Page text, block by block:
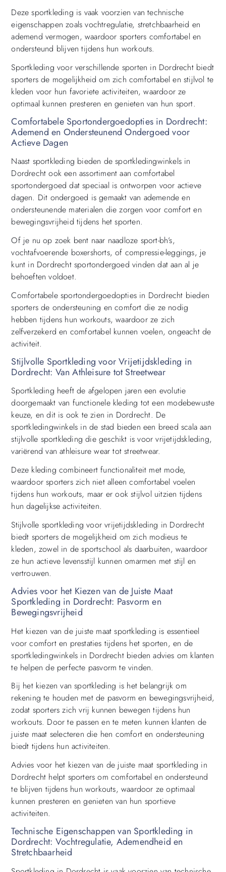
Deze sportkleding is vaak voorzien van technische
eigenschappen zoals vochtregulatie, stretchbaarheid en
ademend vermogen, waardoor sporters comfortabel en
ondersteund blijven tijdens hun workouts.
Sportkleding voor verschillende sporten in Dordrecht biedt
sporters de mogelijkheid om zich comfortabel en stijlvol te
kleden voor hun favoriete activiteiten, waardoor ze
optimaal kunnen presteren en genieten van hun sport.
Comfortabele Sportondergoedopties in Dordrecht:
Ademend en Ondersteunend Ondergoed voor
Actieve Dagen
Naast sportkleding bieden de sportkledingwinkels in
Dordrecht ook een assortiment aan comfortabel
sportondergoed dat speciaal is ontworpen voor actieve
dagen. Dit ondergoed is gemaakt van ademende en
ondersteunende materialen die zorgen voor comfort en
bewegingsvrijheid tijdens het sporten.
Of je nu op zoek bent naar naadloze sport-bh’s,
vochtafvoerende boxershorts, of compressie-leggings, je
kunt in Dordrecht sportondergoed vinden dat aan al je
behoeften voldoet.
Comfortabele sportondergoedopties in Dordrecht bieden
sporters de ondersteuning en comfort die ze nodig
hebben tijdens hun workouts, waardoor ze zich
zelfverzekerd en comfortabel kunnen voelen, ongeacht de
activiteit.
Stijlvolle Sportkleding voor Vrijetijdskleding in
Dordrecht: Van Athleisure tot Streetwear
Sportkleding heeft de afgelopen jaren een evolutie
doorgemaakt van functionele kleding tot een modebewuste
keuze, en dit is ook te zien in Dordrecht. De
sportkledingwinkels in de stad bieden een breed scala aan
stijlvolle sportkleding die geschikt is voor vrijetijdskleding,
variërend van athleisure wear tot streetwear.
Deze kleding combineert functionaliteit met mode,
waardoor sporters zich niet alleen comfortabel voelen
tijdens hun workouts, maar er ook stijlvol uitzien tijdens
hun dagelijkse activiteiten.
Stijlvolle sportkleding voor vrijetijdskleding in Dordrecht
biedt sporters de mogelijkheid om zich modieus te
kleden, zowel in de sportschool als daarbuiten, waardoor
ze hun actieve levensstijl kunnen omarmen met stijl en
vertrouwen.
Advies voor het Kiezen van de Juiste Maat
Sportkleding in Dordrecht: Pasvorm en
Bewegingsvrijheid
Het kiezen van de juiste maat sportkleding is essentieel
voor comfort en prestaties tijdens het sporten, en de
sportkledingwinkels in Dordrecht bieden advies om klanten
te helpen de perfecte pasvorm te vinden.
Bij het kiezen van sportkleding is het belangrijk om
rekening te houden met de pasvorm en bewegingsvrijheid,
zodat sporters zich vrij kunnen bewegen tijdens hun
workouts. Door te passen en te meten kunnen klanten de
juiste maat selecteren die hen comfort en ondersteuning
biedt tijdens hun activiteiten.
Advies voor het kiezen van de juiste maat sportkleding in
Dordrecht helpt sporters om comfortabel en ondersteund
te blijven tijdens hun workouts, waardoor ze optimaal
kunnen presteren en genieten van hun sportieve
activiteiten.
Technische Eigenschappen van Sportkleding in
Dordrecht: Vochtregulatie, Ademendheid en
Stretchbaarheid